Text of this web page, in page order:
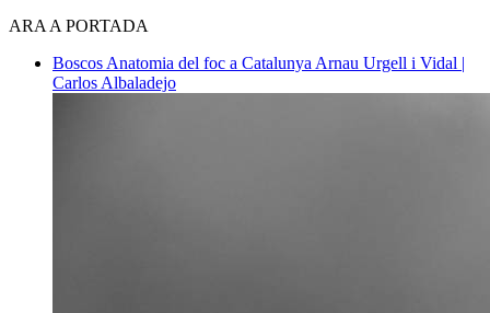
ARA A PORTADA
Boscos Anatomia del foc a Catalunya Arnau Urgell i Vidal |
Carlos Albaladejo